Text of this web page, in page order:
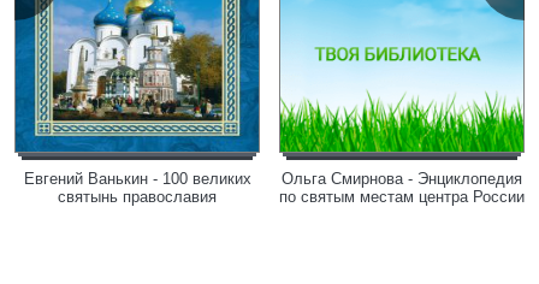
Евгений Ванькин - 100 великих
святынь православия
Ольга Смирнова - Энциклопедия
по святым местам центра России